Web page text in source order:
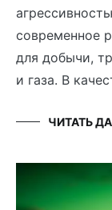
современное
для добычи,
и газа. В
ЧИТАТЬ